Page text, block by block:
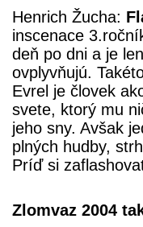
Henrich Žucha:
inscenace
deň po dni a je
ovplyvňujú.
Evrel je človek
svete, ktorý mu
jeho sny. Avšak
plných hudby,
Príď si
Zlomvaz 2004